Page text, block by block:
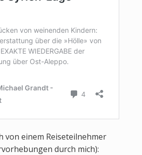
von einem Reiseteilnehmer
durch mich):